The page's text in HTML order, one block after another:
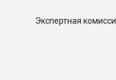
Экспертная